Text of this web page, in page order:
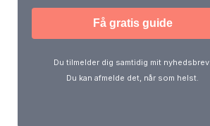
Du tilmelder dig samtidig mit nyhedsbrev.
Du kan afmelde det, når som helst.